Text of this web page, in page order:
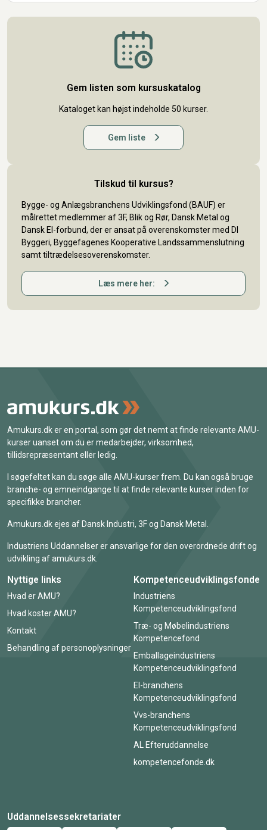
Gem listen som kursuskatalog
Kataloget kan højst indeholde 50 kurser.
Gem liste
Tilskud til kursus?
Bygge- og Anlægsbranchens Udviklingsfond (BAUF) er
målrettet medlemmer af 3F, Blik og Rør, Dansk Metal og
Dansk El-forbund, der er ansat på overenskomster med DI
Byggeri, Byggefagenes Kooperative Landssammenslutning
samt tiltrædelsesoverenskomster.
Læs mere her:
Amukurs.dk er en portal, som gør det nemt at finde relevante AMU-
kurser uanset om du er medarbejder, virksomhed,
tillidsrepræsentant eller ledig.
I søgefeltet kan du søge alle AMU-kurser frem. Du kan også bruge
branche- og emneindgange til at finde relevante kurser inden for
specifikke brancher.
Amukurs.dk ejes af Dansk Industri, 3F og Dansk Metal.
Industriens Uddannelser er ansvarlige for den overordnede drift og
udvikling af amukurs.dk.
Nyttige links
Hvad er AMU?
Hvad koster AMU?
Kontakt
Behandling af personoplysninger
Kompetenceudviklingsfonde
Industriens
Kompetenceudviklingsfond
Træ- og Møbelindustriens
Kompetencefond
Emballageindustriens
Kompetenceudviklingsfond
El-branchens
Kompetenceudviklingsfond
Vvs-branchens
Kompetenceudviklingsfond
AL Efteruddannelse
kompetencefonde.dk
Uddannelsessekretariater